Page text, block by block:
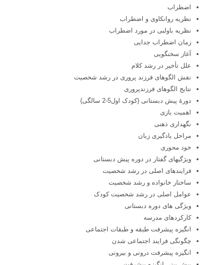
اضطراب
نظریه روانکاوی و اضطراب
نظریه باولبی در مورد اضطراب
زمان اضطراب جدایی
آغاز سخنگویی
علل تأخیر در رشد کلام
نقش الگوهای فرزند پروری در رشد شخصیت
نتایج الگوهای فرزندپروری
دورۀ پیش دبستانی (کودک اول5-2 سالگی)
اهمیت بازی
نگهداری ذهنی
مراحل یادگیری زبان
خود محوری
ویژگیهای گفتار در دوره پیش دبستانی
فرایندهای اصلی در رشد شخصیت
ساختار خانواده و رشد شخصیت
عوامل اصلی در رشد شخصیت کودک
ویژگی های دوره دبستانی
کارکردهای مدرسه
انگیزه پیشرفت طبقه و طبقات اجتماعی
چگونگی فرایند اجتماعی شدن
انگیزه پیشرفت درونی و بیرونی